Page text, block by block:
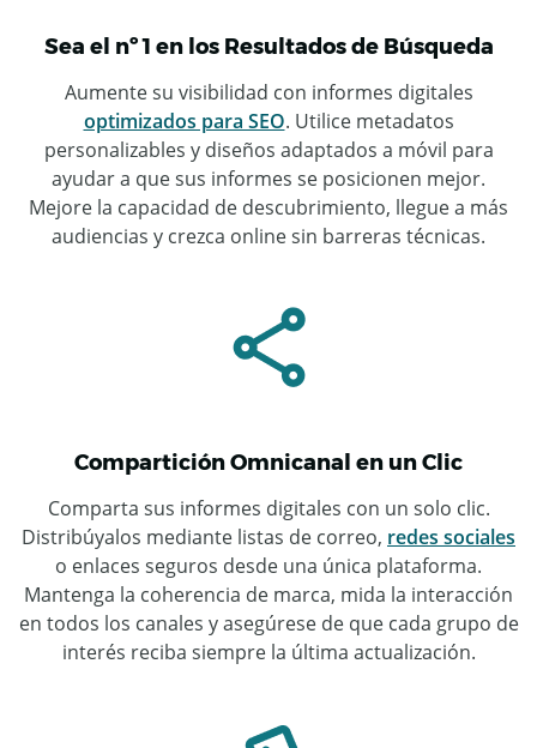
Sea el nº 1 en los Resultados de Búsqueda
Aumente su visibilidad con informes digitales
optimizados para SEO. Utilice metadatos
personalizables y diseños adaptados a móvil para
ayudar a que sus informes se posicionen mejor.
Mejore la capacidad de descubrimiento, llegue a más
audiencias y crezca online sin barreras técnicas.
Compartición Omnicanal en un Clic
Comparta sus informes digitales con un solo clic.
Distribúyalos mediante listas de correo, redes sociales
o enlaces seguros desde una única plataforma.
Mantenga la coherencia de marca, mida la interacción
en todos los canales y asegúrese de que cada grupo de
interés reciba siempre la última actualización.